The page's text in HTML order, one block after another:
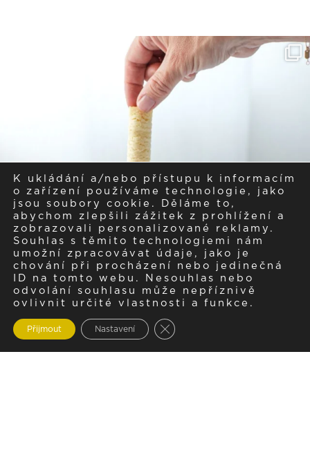
K ukládání a/nebo přístupu k informacím
o zařízení používáme technologie, jako
jsou soubory cookie. Děláme to,
abychom zlepšili zážitek z prohlížení a
zobrazovali personalizované reklamy.
Souhlas s těmito technologiemi nám
umožní zpracovávat údaje, jako je
chování při procházení nebo jedinečná
ID na tomto webu. Nesouhlas nebo
odvolání souhlasu může nepříznivě
ovlivnit určité vlastnosti a funkce.
Přijmout Nastavení Zavřít cookie lištu GDPR